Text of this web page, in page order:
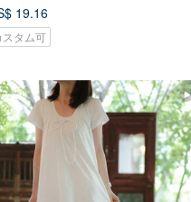
19.16
スタム可